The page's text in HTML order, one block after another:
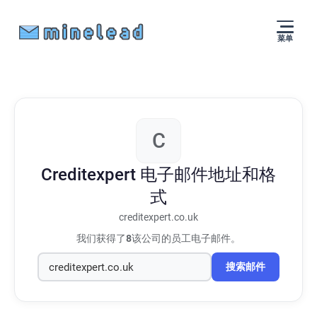
菜单
C
Creditexpert 电子邮件地址和格
式
creditexpert.co.uk
我们获得了8该公司的员工电子邮件。
搜索邮件